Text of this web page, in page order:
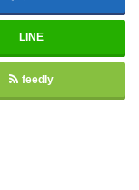
LINE
feedly